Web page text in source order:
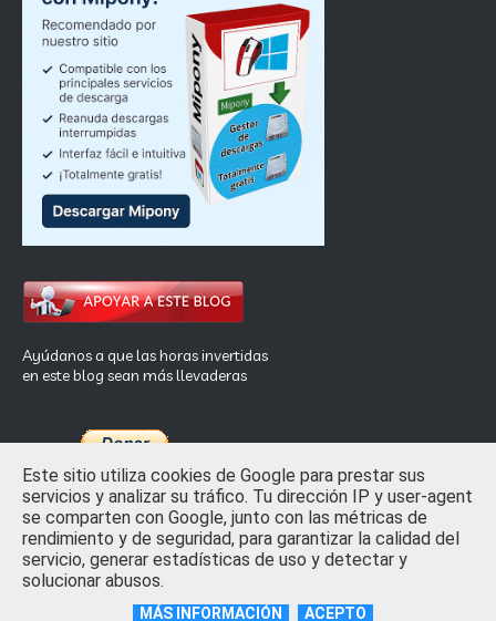
Ayúdanos a que las horas invertidas
en este blog sean más llevaderas
Inicio Privacidad y Ley de Cookies
Contactar
Crafted with
by
Templates
Este sitio utiliza cookies de Google para prestar sus
servicios y analizar su tráfico. Tu dirección IP y user-agent
se comparten con Google, junto con las métricas de
rendimiento y de seguridad, para garantizar la calidad del
servicio, generar estadísticas de uso y detectar y
solucionar abusos.
MÁS INFORMACIÓN ACEPTO